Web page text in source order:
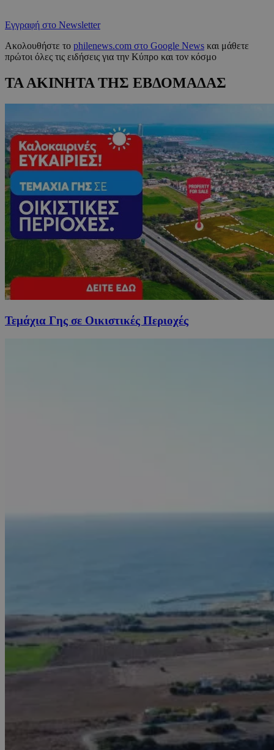
Εγγραφή στο Newsletter
Ακολουθήστε το philenews.com στο Google News και μάθετε
πρώτοι όλες τις ειδήσεις για την Κύπρο και τον κόσμο
ΤΑ ΑΚΙΝΗΤΑ ΤΗΣ ΕΒΔΟΜΑΔΑΣ
Τεμάχια Γης σε Οικιστικές Περιοχές